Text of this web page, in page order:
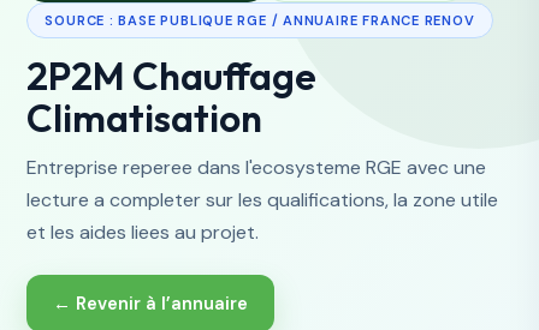
SOURCE : BASE PUBLIQUE RGE / ANNUAIRE FRANCE RENOV
2P2M Chauffage
Climatisation
Entreprise reperee dans l'ecosysteme RGE avec une
lecture a completer sur les qualifications, la zone utile
et les aides liees au projet.
← Revenir à l’annuaire